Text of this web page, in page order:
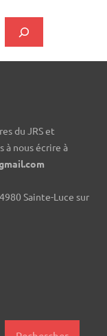
du JRS et
à nous écrire à
Sainte-Luce sur